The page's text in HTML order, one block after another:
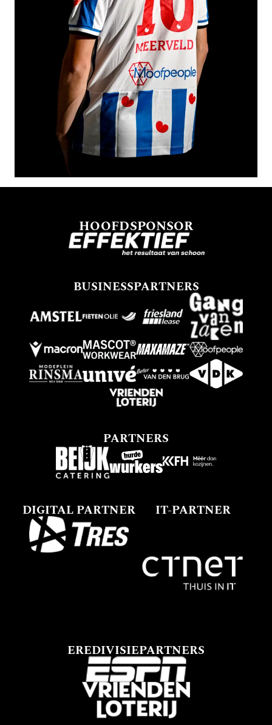
HOOFDSPONSOR
BUSINESSPARTNERS
PARTNERS
DIGITAL PARTNER IT-PARTNER
EREDIVISIEPARTNERS